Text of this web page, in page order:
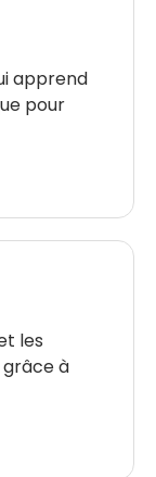
apprend
pour
les
à